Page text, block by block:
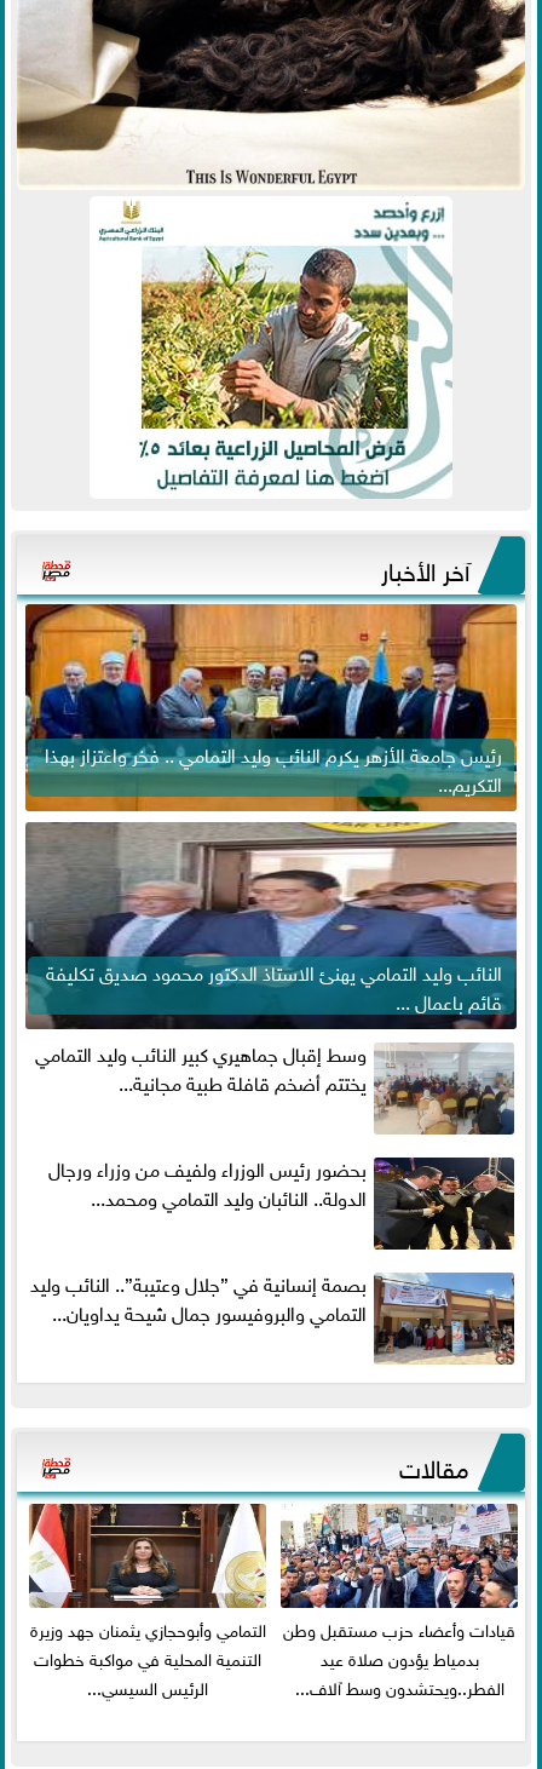
آخر الأخبار
رئيس جامعة الأزهر يكرم النائب وليد التمامي .. فخر واعتزاز بهذا
التكريم...
النائب وليد التمامي يهنئ الاستاذ الدكتور محمود صديق تكليفة
قائم باعمال ...
وسط إقبال جماهيري كبير النائب وليد التمامي
يختتم أضخم قافلة طبية مجانية...
بحضور رئيس الوزراء ولفيف من وزراء ورجال
الدولة.. النائبان وليد التمامي ومحمد...
بصمة إنسانية في ”جلال وعتيبة”.. النائب وليد
التمامي والبروفيسور جمال شيحة يداويان...
مقالات
قيادات وأعضاء حزب مستقبل وطن
بدمياط يؤدون صلاة عيد
الفطر..ويحتشدون وسط آلاف...
التمامي وأبوحجازي يثمنان جهد وزيرة
التنمية المحلية في مواكبة خطوات
الرئيس السيسي...